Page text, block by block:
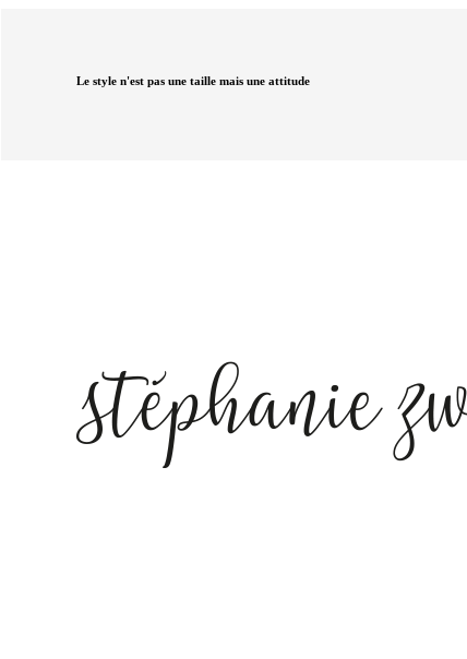
Le style n'est pas une taille mais une attitude